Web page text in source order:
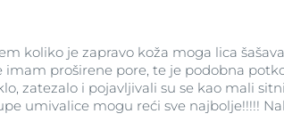
koliko je zapravo koža moga lica
imam proširene pore, te je podobna
zatezalo i pojavljivali su se kao mali
umivalice mogu reći sve najbolje!!!!!